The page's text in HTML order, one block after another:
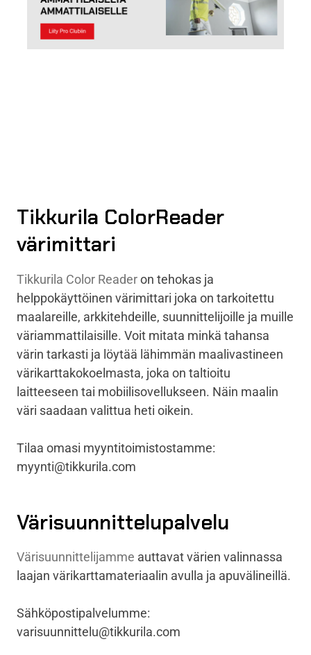
Tikkurila ColorReader
värimittari
Tikkurila Color Readeron tehokas ja
helppokäyttöinen värimittari joka on tarkoitettu
maalareille, arkkitehdeille, suunnittelijoille ja muille
väriammattilaisille. Voit mitata minkä tahansa
värin tarkasti ja löytää lähimmän maalivastineen
värikarttakokoelmasta, joka on taltioitu
laitteeseen tai mobiilisovellukseen. Näin maalin
väri saadaan valittua heti oikein.
Tilaa omasi myyntitoimistostamme:
myynti@tikkurila.com
Värisuunnittelupalvelu
Värisuunnittelijamme auttavat värien valinnassa
laajan värikarttamateriaalin avulla ja apuvälineillä.
Sähköpostipalvelumme:
varisuunnittelu@tikkurila.com